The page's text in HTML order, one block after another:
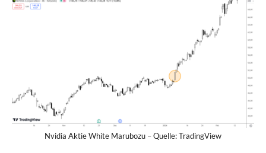
Nvidia Aktie White Marubozu – Quelle: TradingView